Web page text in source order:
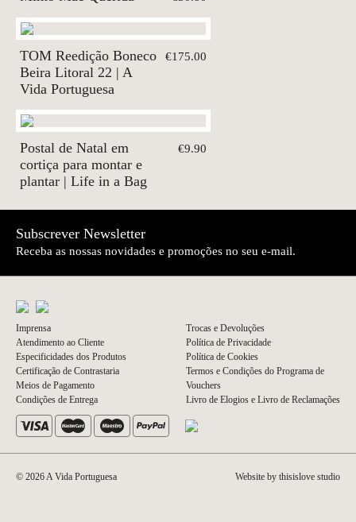
TOM Reedição Boneco
Beira Litoral 22 | A
Vida Portuguesa
€175.00
Postal de Natal em
cortiça para montar e
plantar | Life in a Bag
€9.90
Subscrever Newsletter
Receba as nossas novidades e promoções no seu e-mail.
Imprensa
Atendimento ao Cliente
Especificidades dos Produtos
Certificação de Contrastaria
Meios de Pagamento
Condições de Entrega
Trocas e Devoluções
Política de Privacidade
Política de Cookies
Termos e Condições do Programa de
Vouchers
Livro de Elogios e Livro de Reclamações
© 2026 A Vida Portuguesa Website by thisislove studio